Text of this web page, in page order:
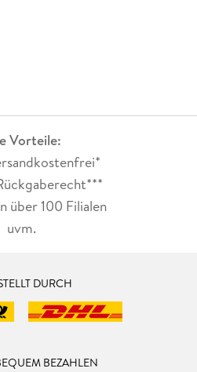
Vorteile:
über 100 Filialen
uvm.
DURCH
BEZAHLEN